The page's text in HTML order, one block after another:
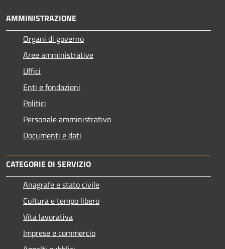
AMMINISTRAZIONE
Organi di governo
Aree amministrative
Uffici
Enti e fondazioni
Politici
Personale amministrativo
Documenti e dati
CATEGORIE DI SERVIZIO
Anagrafe e stato civile
Cultura e tempo libero
Vita lavorativa
Imprese e commercio